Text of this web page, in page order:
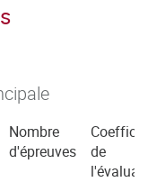
Nombre
d'épreuves
de